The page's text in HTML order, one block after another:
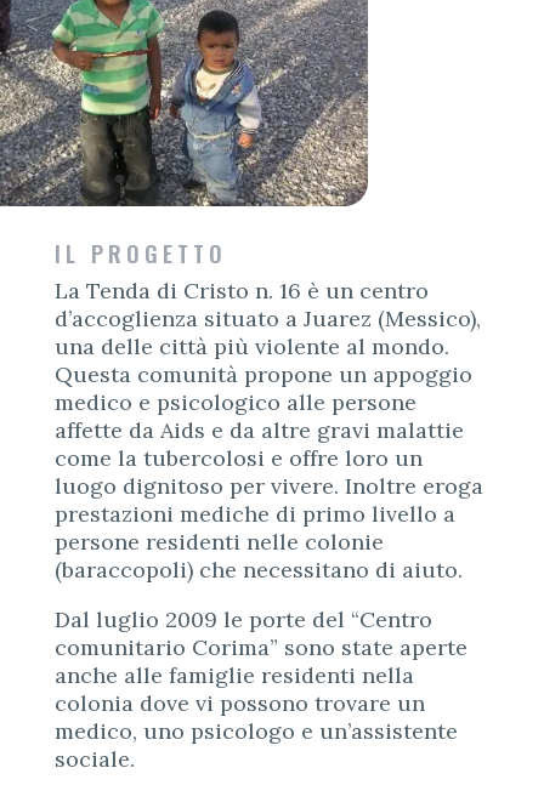
IL PROGETTO
La Tenda di Cristo n. 16 è un centro
d’accoglienza situato a Juarez (Messico),
una delle città più violente al mondo.
Questa comunità propone un appoggio
medico e psicologico alle persone
affette da Aids e da altre gravi malattie
come la tubercolosi e offre loro un
luogo dignitoso per vivere. Inoltre eroga
prestazioni mediche di primo livello a
persone residenti nelle colonie
(baraccopoli) che necessitano di aiuto.
Dal luglio 2009 le porte del “Centro
comunitario Corima” sono state aperte
anche alle famiglie residenti nella
colonia dove vi possono trovare un
medico, uno psicologo e un’assistente
sociale.